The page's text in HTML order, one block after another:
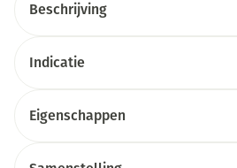
Beschrijving
Indicatie
Eigenschappen